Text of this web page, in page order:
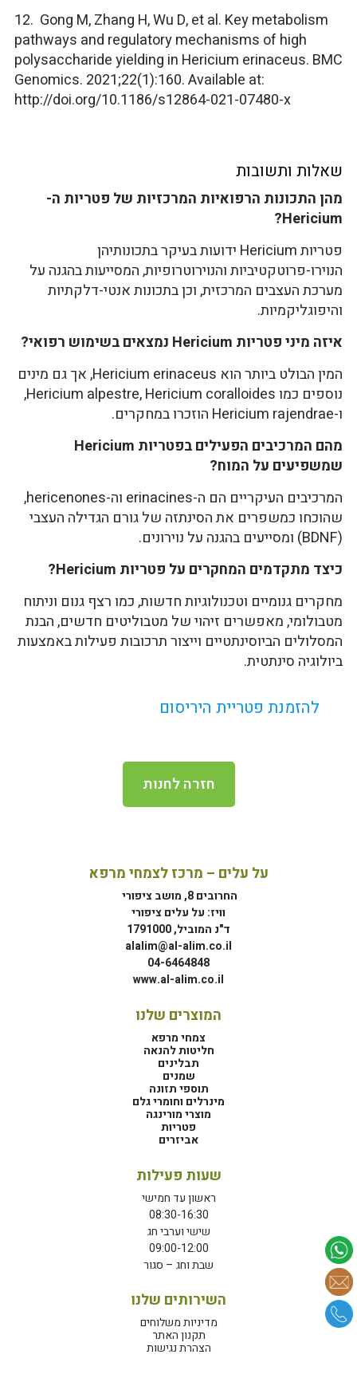
12. Gong M, Zhang H, Wu D, et al. Key metabolism
pathways and regulatory mechanisms of high
polysaccharide yielding in Hericium erinaceus. BMC
Genomics. 2021;22(1):160. Available at:
http://doi.org/10.1186/s12864-021-07480-x
שאלות ותשובות
מהן התכונות הרפואיות המרכזיות של פטריות ה-
Hericium?
פטריות Hericium ידועות בעיקר בתכונותיהן
הנוירו-פרוטקטיביות והנוירוטרופיות, המסייעות בהגנה על
מערכת העצבים המרכזית, וכן בתכונות אנטי-דלקתיות
והיפוגליקמיות.
איזה מיני פטריות Hericium נמצאים בשימוש רפואי?
המין הבולט ביותר הוא Hericium erinaceus, אך גם מינים
נוספים כמו
Hericium alpestre,Hericium coralloides
,
ו-Hericium rajendrae הוזכרו במחקרים.
מהם המרכיבים הפעילים בפטריות Hericium
שמשפיעים על המוח?
המרכיבים העיקריים הם ה-erinacines וה-hericenones
,
שהוכחו כמשפרים את הסינתזה של גורם הגדילה העצבי
(BDNF) ומסייעים בהגנה על נוירונים.
כיצד מתקדמים המחקרים על פטריות Hericium?
מחקרים גנומיים וטכנולוגיות חדשות, כמו רצף גנום וניתוח
מטבולומי, מאפשרים זיהוי של מטבוליטים חדשים, הבנת
המסלולים הביוסינתטיים וייצור תרכובות פעילות באמצעות
ביולוגיה סינתטית.
להזמנת פטריית היריסום
חזרה לחנות
על עלים – מרכז לצמחי מרפא
החרובים 8, מושב ציפורי
וויז: על עלים ציפורי
ד"נ המוביל, 1791000
alalim@al-alim.co.il
04-6464848
www.al-alim.co.il
המוצרים שלנו
צמחי מרפא
חליטות להנאה
תבלינים
שמנים
תוספי תזונה
מינרלים וחומרי גלם
מוצרי מורינגה
פטריות
אביזרים
שעות פעילות
ראשון עד חמישי
08:30-16:30
שישי וערבי חג
09:00-12:00
שבת וחג – סגור
השירותים שלנו
מדיניות משלוחים
תקנון האתר
הצהרת נגישות